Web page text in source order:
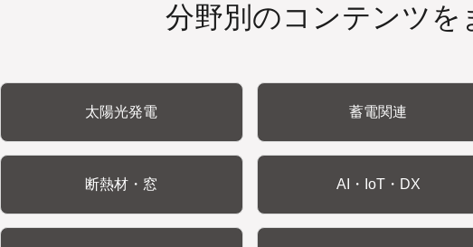
分野別のコンテンツを
太陽光発電 蓄電関連
断熱材・窓 AI・IoT・DX